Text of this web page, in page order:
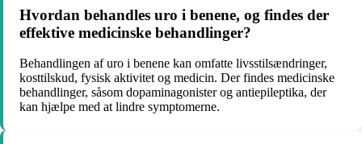
Hvordan behandles uro i benene, og findes der
effektive medicinske behandlinger?
Behandlingen af uro i benene kan omfatte livsstilsændringer,
kosttilskud, fysisk aktivitet og medicin. Der findes medicinske
behandlinger, såsom dopaminagonister og antiepileptika, der
kan hjælpe med at lindre symptomerne.